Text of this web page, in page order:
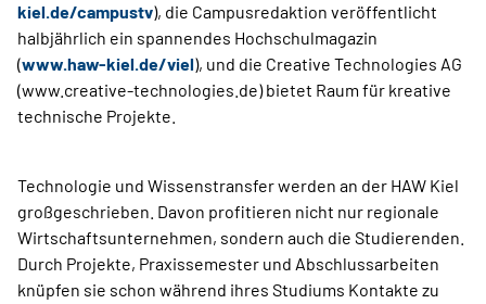
kiel.de/campustv), die Campusredaktion veröffentlicht
halbjährlich ein spannendes Hochschulmagazin
(www.haw-kiel.de/viel), und die Creative Technologies AG
(www.creative-technologies.de) bietet Raum für kreative
technische Projekte.
Technologie und Wissenstransfer werden an der HAW Kiel
großgeschrieben. Davon profitieren nicht nur regionale
Wirtschaftsunternehmen, sondern auch die Studierenden.
Durch Projekte, Praxissemester und Abschlussarbeiten
knüpfen sie schon während ihres Studiums Kontakte zu